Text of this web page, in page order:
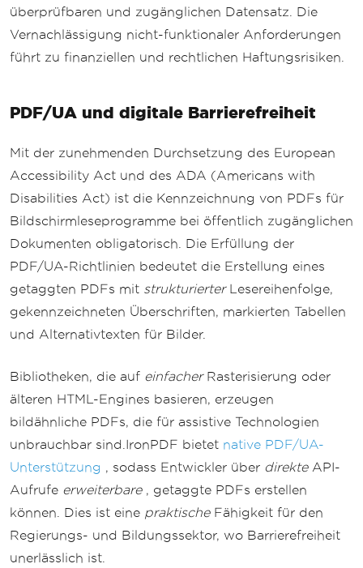
überprüfbaren und zugänglichen Datensatz. Die
Vernachlässigung nicht-funktionaler Anforderungen
führt zu finanziellen und rechtlichen Haftungsrisiken.
PDF/UA und digitale Barrierefreiheit
Mit der zunehmenden Durchsetzung des European
Accessibility Act und des ADA (Americans with
Disabilities Act) ist die Kennzeichnung von PDFs für
Bildschirmleseprogramme bei öffentlich zugänglichen
Dokumenten obligatorisch. Die Erfüllung der
PDF/UA-Richtlinien bedeutet die Erstellung eines
getaggten PDFs mit strukturierterLesereihenfolge,
gekennzeichneten Überschriften, markierten Tabellen
und Alternativtexten für Bilder.
Bibliotheken, die auf einfacherRasterisierung oder
älteren HTML-Engines basieren, erzeugen
bildähnliche PDFs, die für assistive Technologien
unbrauchbar sind.IronPDF bietet native PDF/UA-
Unterstützung , sodass Entwickler über direkteAPI-
Aufrufe erweiterbare, getaggte PDFs erstellen
können. Dies ist eine praktischeFähigkeit für den
Regierungs- und Bildungssektor, wo Barrierefreiheit
unerlässlich ist.